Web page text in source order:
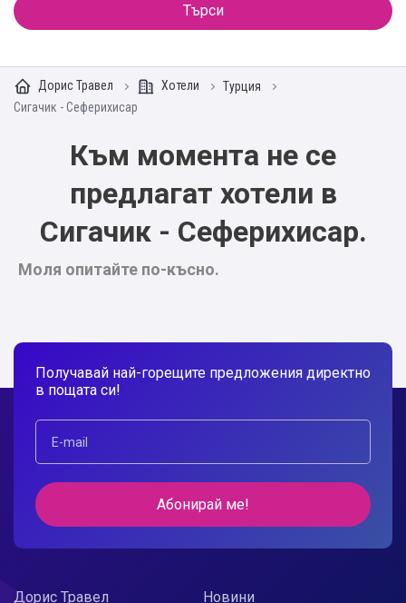
Търси
Дорис Травел Хотели
Турция
Сигачик - Сеферихисар
Към момента не се
предлагат хотели в
Сигачик - Сеферихисар.
Моля опитайте по-късно.
Получавай най-горещите предложения директно
в пощата си!
Абонирай ме!
Дорис Травел Новини